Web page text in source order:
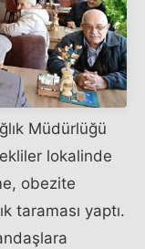
Müdürlüğü
lokalinde
obezite
taraması yaptı.